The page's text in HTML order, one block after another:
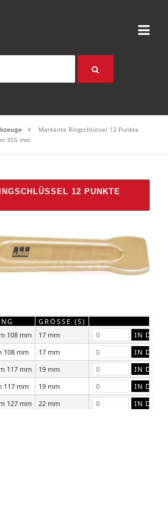
Markante Ringschlüssel 12 Punkte
355 mm
12 PUNKTE
GRÖSSE (S)
108 mm 17 mm
108 mm 17 mm
117 mm 19 mm
117 mm 19 mm
127 mm 22 mm